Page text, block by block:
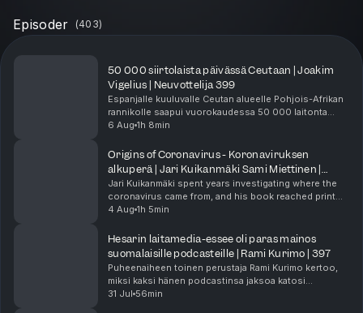
Googlella13:01 Google AI Studion demo ja käytännön työkalut14:40
Cursor vs Antigravity ja koodaustyökalujen valinta16:55 App Script ja
myyntityö19:48 Googlen tuoteportfolio ja brändäyshaasteet21:33
Flash-mallit ja kustannustehokas inferenssi22:39 Multimodaalisuus
yritysmaailmassa24:14 Vektoriavaruudet ja eri datatyyppien
indeksointi26:23 Tekoäly teollisuudessa ja Fredman Groupin
esimerkki28:23 Android XR ja lisätyn todellisuuden tulevaisuus29:30
ensisijaisuus saas-käyttöliittymien sijaan34:51 Googlen
agenttistrategia ja kilpailijavertailu36:47 Haminan datakeskus ja
Suomen energiaedut38:57 iPhonesta Androidiin ja Aasian
laitemarkkinat40:30 Singapore-muutto ja uuden alueen haasteet42:22
Reaaliaikainen live-tekoäly ja yhteiskunnan rakenteet44:54
vaikeus ja hevoskärry-analogia50:23 Iteratiivinen promptaus ja laadun
jalostaminen51:42 Mallimuisti vs semanttinen haku omalla datalla53:45
Pysyvä muisti ja second brain -rakentaminen55:44 Tekoälyn
käyttöönotto Suomessa
Neuvottelija Sisäpiiri Singapore on Aasian helmi | Topi Manu | Tilaa
Episoder (403)
50 000 siirtolaista päivässä Ceutaan | Joakim
Vigelius | Neuvottelija 399
Espanjalle kuuluvalle Ceutan alueelle Pohjois-Afrikan
rannikolle saapui vuorokaudessa 50 000 laitonta
siirtolaista, ja tapahtuma sai eurooppalaiset päättäjät
6 Aug 1h 8min
Origins of Coronavirus - Koronaviruksen
alkuperä | Jari Kuikanmäki Sami Miettinen |
Neuvottelija 398
Jari Kuikanmäki spent years investigating where the
coronavirus came from, and his book reached print
just weeks before Anthony Fauci pleaded the fifth
4 Aug 1h 5min
Hesarin laitamedia-essee oli paras mainos
suomalaisille podcasteille | Rami Kurimo | 397
Puheenaiheen toinen perustaja Rami Kurimo kertoo,
miksi kaksi hänen podcastinsa jaksoa katosi
YouTubesta Euroopassa juuri silloin kun CSAM chat
31 Jul 56min